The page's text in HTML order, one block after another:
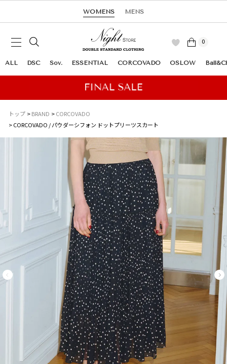
WOMENS MENS
0
ALL DSC Sov. ESSENTIAL CORCOVADO OSLOW
トップ BRAND
CORCOVADO
CORCOVADO / パウダーシフォン ドットプリーツスカート